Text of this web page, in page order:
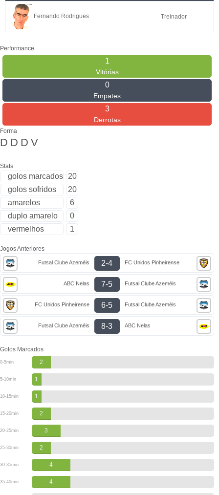
Fernando Rodrigues Treinador
Performance
1
Vitórias
0
Empates
3
Derrotas
Forma
D D D V
Stats
golos marcados
20
golos sofridos
20
amarelos
6
duplo amarelo
0
vermelhos
1
Jogos Anteriores
Futsal Clube Azeméis 2-4 FC Unidos Pinheirense
ABC Nelas 7-5 Futsal Clube Azeméis
FC Unidos Pinheirense 6-5 Futsal Clube Azeméis
Futsal Clube Azeméis 8-3 ABC Nelas
Golos Marcados
0-5min 2
5-10min 1
10-15min 1
15-20min 2
20-25min 3
25-30min 2
30-35min 4
35-40min 4